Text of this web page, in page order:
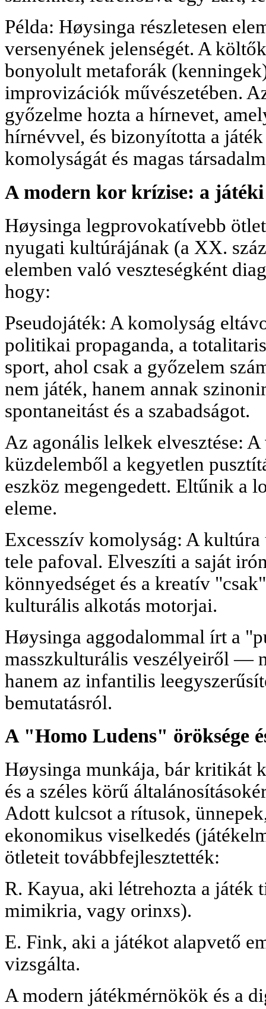
Példa: Høysinga részletesen
versenyének jelenségét. A
bonyolult metaforák
improvizációk művészetében.
győzelme hozta a hírnevet,
hírnévvel, és bizonyította a
komolyságát és magas
A modern kor krízise: a játéki
Høysinga legprovokatívebb
nyugati kultúrájának (a XX.
elemben való veszteségként
hogy:
Pseudojáték: A komolyság
politikai propaganda, a
sport, ahol csak a győzelem
nem játék, hanem annak
spontaneitást és a szabadságot.
Az agonális lelkek elvesztése: A
küzdelemből a kegyetlen
eszköz megengedett. Eltűnik a
eleme.
Excesszív komolyság: A
tele pafoval. Elveszíti a saját
könnyedséget és a kreatív
kulturális alkotás motorjai.
Høysinga aggodalommal írt a
masszkulturális veszélyeiről —
hanem az infantilis
bemutatásról.
A "Homo Ludens" öröksége
Høysinga munkája, bár kritikát
és a széles körű
Adott kulcsot a rítusok,
ekonomikus viselkedés
ötleteit továbbfejlesztették:
R. Kayua, aki létrehozta a játék
mimikria, vagy orinxs).
E. Fink, aki a játékot alapvető
vizsgálta.
A modern játékmérnökök és a